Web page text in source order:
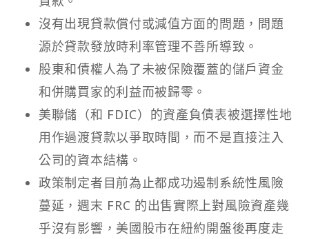
沒有出現貸款償付或減值方面的問題，問題
源於貸款發放時利率管理不善所導致。
股東和債權人為了未被保險覆蓋的儲戶資金
和併購買家的利益而被歸零。
美聯儲（和 FDIC）的資產負債表被選擇性地
用作過渡貸款以爭取時間，而不是直接注入
公司的資本結構。
政策制定者目前為止都成功遏制系統性風險
蔓延，週末 FRC 的出售實際上對風險資產幾
乎沒有影響，美國股市在紐約開盤後再度走